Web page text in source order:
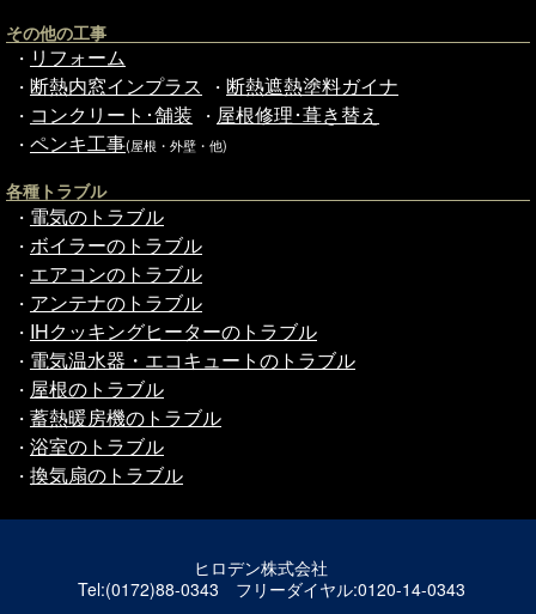
その他の工事
・ リフォーム
・ 断熱内窓インプラス ・ 断熱遮熱塗料ガイナ
・ コンクリート･舗装 ・ 屋根修理･葺き替え
・ ペンキ工事(屋根・外壁・他)
各種トラブル
・ 電気のトラブル
・ ボイラーのトラブル
・ エアコンのトラブル
・ アンテナのトラブル
・ IHクッキングヒーターのトラブル
・ 電気温水器・エコキュートのトラブル
・ 屋根のトラブル
・ 蓄熱暖房機のトラブル
・ 浴室のトラブル
・ 換気扇のトラブル
ヒロデン株式会社
Tel:(0172)88-0343 フリーダイヤル:0120-14-0343